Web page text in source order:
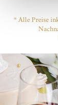
* Alle Preise